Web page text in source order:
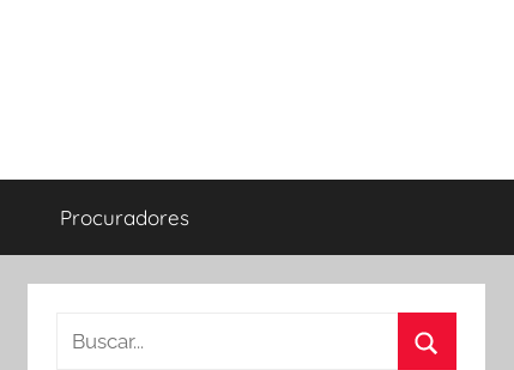
Procuradores
Buscar: